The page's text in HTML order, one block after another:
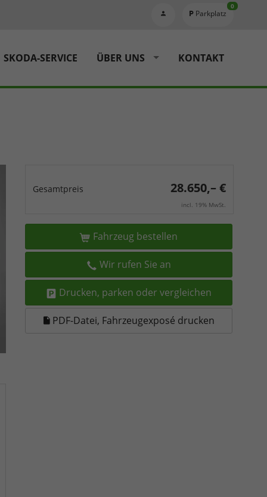
Parkplatz
0
SKODA-SERVICE ÜBER UNS KONTAKT
Gesamtpreis 28.650,– €
incl. 19% MwSt.
Fahrzeug bestellen
Wir rufen Sie an
Drucken, parken oder vergleichen
PDF-Datei, Fahrzeugexposé drucken